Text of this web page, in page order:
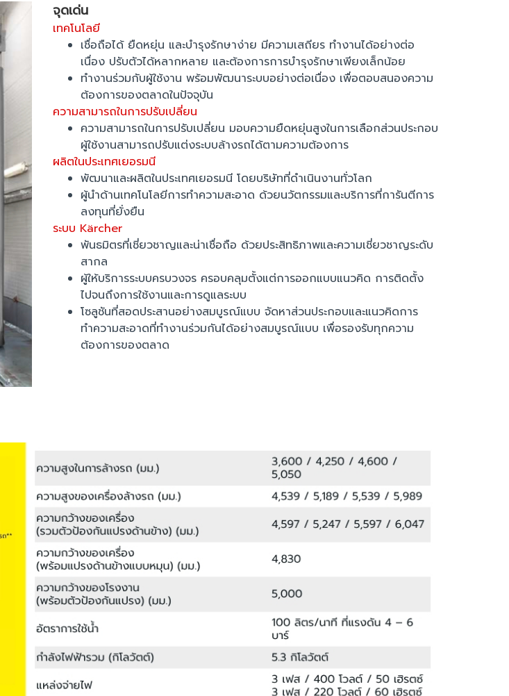
จุดเด่น
เทคโนโลยี
เชื่อถือได้ ยืดหยุ่น และบำรุงรักษาง่าย มีความเสถียร ทำงานได้อย่างต่อ
เนื่อง ปรับตัวได้หลากหลาย และต้องการการบำรุงรักษาเพียงเล็กน้อย
ทำงานร่วมกับผู้ใช้งาน พร้อมพัฒนาระบบอย่างต่อเนื่อง เพื่อตอบสนองความ
ต้องการของตลาดในปัจจุบัน
ความสามารถในการปรับเปลี่ยน
ความสามารถในการปรับเปลี่ยน มอบความยืดหยุ่นสูงในการเลือกส่วนประกอบ
ผู้ใช้งานสามารถปรับแต่งระบบล้างรถได้ตามความต้องการ
ผลิตในประเทศเยอรมนี
พัฒนาและผลิตในประเทศเยอรมนี โดยบริษัทที่ดำเนินงานทั่วโลก
ผู้นำด้านเทคโนโลยีการทำความสะอาด ด้วยนวัตกรรมและบริการที่การันตีการ
ลงทุนที่ยั่งยืน
ระบบ Kärcher
พันธมิตรที่เชี่ยวชาญและน่าเชื่อถือ ด้วยประสิทธิภาพและความเชี่ยวชาญระดับ
สากล
ผู้ให้บริการระบบครบวงจร ครอบคลุมตั้งแต่การออกแบบแนวคิด การติดตั้ง
ไปจนถึงการใช้งานและการดูแลระบบ
โซลูชันที่สอดประสานอย่างสมบูรณ์แบบ จัดหาส่วนประกอบและแนวคิดการ
ทำความสะอาดที่ทำงานร่วมกันได้อย่างสมบูรณ์แบบ เพื่อรองรับทุกความ
ต้องการของตลาด